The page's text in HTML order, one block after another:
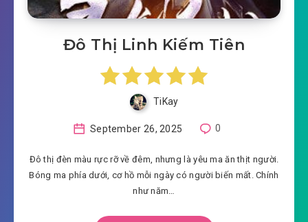
Đô Thị Linh Kiếm Tiên
TiKay
September 26, 2025 0
Đô thị đèn màu rực rỡ về đêm, nhưng là yêu ma ăn thịt người.
Bóng ma phía dưới, cơ hồ mỗi ngày có người biến mất. Chính
như năm…